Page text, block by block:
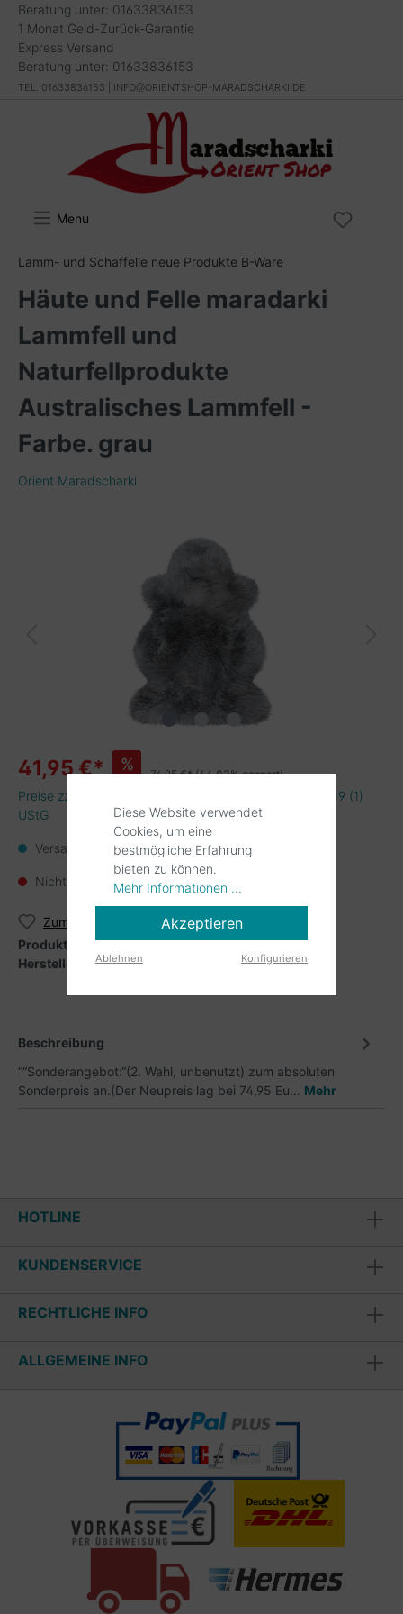
Beratung unter: 01633836153
1 Monat Geld-Zurück-Garantie
Express Versand
Beratung unter: 01633836153
TEL. 01633836153 | INFO@ORIENTSHOP-MARADSCHARKI.DE
Menu
Lamm- und Schaffelle neue Produkte B-Ware
Häute und Felle maradarki
Lammfell und
Naturfellprodukte
Australisches Lammfell -
Farbe. grau
Orient Maradscharki
41,95 €* %
74,95 €* (44.03% gespart)
Preise zzgl. Versandkosten; Kleinunternehmen gem. § 19 (1)
UStG
Versandkostenfrei
Nicht mehr verfügbar
Zum Merkzettel hinzufügen
Produktnummer:
43 - GR
Hersteller:
Orient Maradscharki
Beschreibung
““Sonderangebot:“(2. Wahl, unbenutzt) zum absoluten
Sonderpreis an.(Der Neupreis lag bei 74,95 Eu… Mehr
HOTLINE
KUNDENSERVICE
RECHTLICHE INFO
ALLGEMEINE INFO
Diese Website verwendet
Cookies, um eine
bestmögliche Erfahrung
bieten zu können.
Mehr Informationen ...
Akzeptieren
Ablehnen Konfigurieren